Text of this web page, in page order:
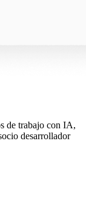
de trabajo con IA,
desarrollador